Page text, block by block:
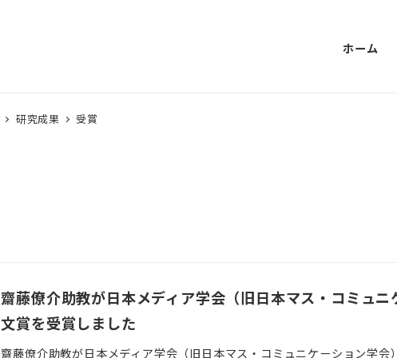
ホーム
研究成果 受賞
齋藤僚介助教が日本メディア学会（旧日本マス・コミュ
文賞を受賞しました
齋藤僚介助教が日本メディア学会（旧日本マス・コミュニケーション学会